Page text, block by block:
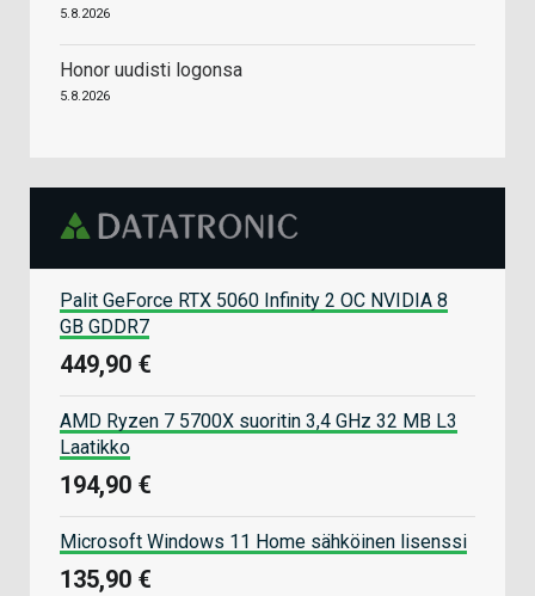
5.8.2026
Honor uudisti logonsa
5.8.2026
Palit GeForce RTX 5060 Infinity 2 OC NVIDIA 8
GB GDDR7
449,90 €
AMD Ryzen 7 5700X suoritin 3,4 GHz 32 MB L3
Laatikko
194,90 €
Microsoft Windows 11 Home sähköinen lisenssi
135,90 €